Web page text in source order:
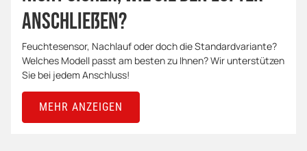
anschließen?
Feuchtesensor, Nachlauf oder doch die Standardvariante?
Welches Modell passt am besten zu Ihnen? Wir unterstützen
Sie bei jedem Anschluss!
MEHR ANZEIGEN